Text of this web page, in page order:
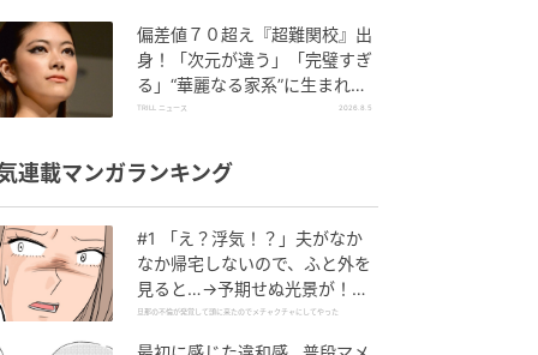
偏差値７０超え『超難関校』出
身！「次元が違う」「完璧すぎ
る」“華麗なる家系”に生まれた
【規格外の逸材】
TRILL ニュース 2026.8.5
連載マンガランキング
#1 「え？浮気！？」夫がなか
なか帰宅しないので、ふと外を
見ると…→予期せぬ光景が！｜
旦那の不倫が発覚して頭に来た
旦那の不倫が発覚して頭に来たのでメチャクチャにしてやった